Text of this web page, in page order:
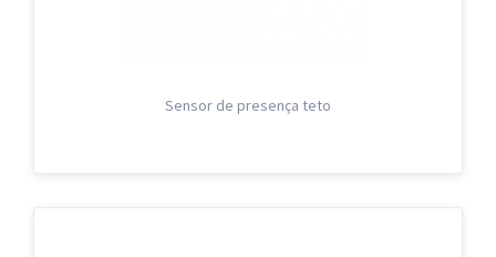
Sensor de presença teto